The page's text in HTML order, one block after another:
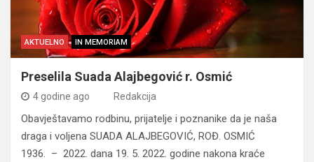
AKTUELNO IN MEMORIAM
Preselila Suada Alajbegović r. Osmić
4 godine ago Redakcija
Obavještavamo rodbinu, prijatelje i poznanike da je naša
draga i voljena SUADA ALAJBEGOVIĆ, ROĐ. OSMIĆ
1936. – 2022. dana 19. 5. 2022. godine nakona kraće